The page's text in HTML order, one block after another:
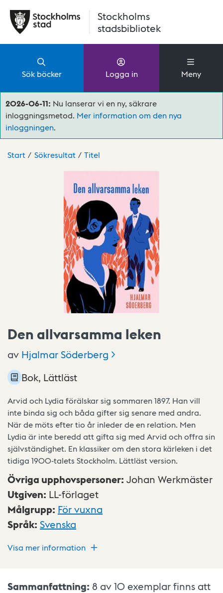
Stockholms
stadsbibliotek
Sök böcker Logga in Meny
2026-06-11: Nu lanserar vi en ny, säkrare
inloggningsmetod. Mer information om den nya
inloggningen.
Start Sökresultat Titel
Den allvarsamma leken
av HjalmarSöderberg
Bok, Lättläst
Arvid och Lydia förälskar sig sommaren 1897. Han vill
inte binda sig och båda gifter sig senare med andra.
När de möts efter tio år inleder de en relation. Men
Lydia är inte beredd att gifta sig med Arvid och offra sin
självständighet. En klassiker om den stora kärleken i det
tidiga 1900-talets Stockholm. Lättläst version.
Övriga upphovspersoner: Johan Werkmäster
Utgiven: LL-förlaget
Målgrupp: För vuxna
Språk: Svenska
Visa mer information
Sammanfattning: 8 av 10 exemplar finns att